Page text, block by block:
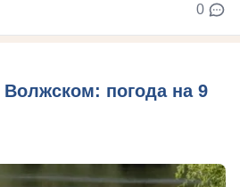
0
погода на 9